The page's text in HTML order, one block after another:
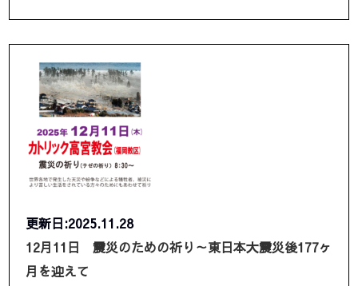
更新日:2025.11.28
12月11日 震災のための祈り～東日本大震災後177ヶ
月を迎えて